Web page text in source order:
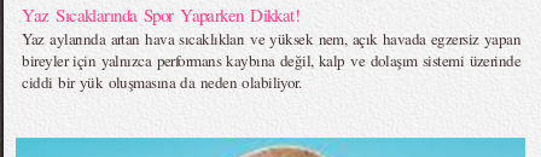
Yaz Sıcaklarında Spor Yaparken Dikkat!
Yaz aylarında artan hava sıcaklıkları ve yüksek nem, açık havada egzersiz yapan
bireyler için yalnızca performans kaybına değil, kalp ve dolaşım sistemi üzerinde
ciddi bir yük oluşmasına da neden olabiliyor.